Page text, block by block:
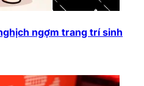
ngợm trang trí sinh